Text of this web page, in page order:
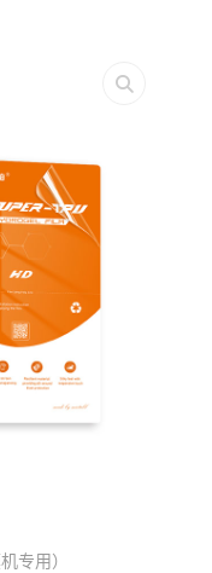
专用）